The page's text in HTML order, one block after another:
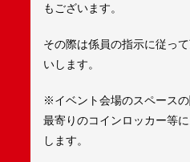
もございます。
その際は係員の指示に従っ
いします。
※イベント会場のスペース
最寄りのコインロッカー等
します。